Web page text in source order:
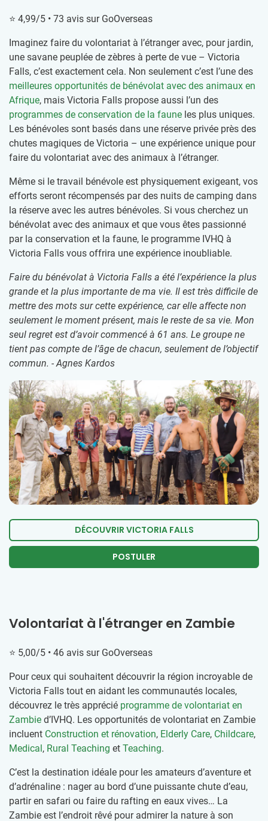
⭐ 4,99/5 • 73 avis sur GoOverseas
Imaginez faire du volontariat à l’étranger avec, pour jardin,
une savane peuplée de zèbres à perte de vue – Victoria
Falls, c’est exactement cela. Non seulement c’est l’une des
meilleures opportunités de bénévolat avec des animaux en
Afrique, mais Victoria Falls propose aussi l’un des
programmes de conservation de la faune les plus uniques.
Les bénévoles sont basés dans une réserve privée près des
chutes magiques de Victoria – une expérience unique pour
faire du volontariat avec des animaux à l’étranger.
Même si le travail bénévole est physiquement exigeant, vos
efforts seront récompensés par des nuits de camping dans
la réserve avec les autres bénévoles. Si vous cherchez un
bénévolat avec des animaux et que vous êtes passionné
par la conservation et la faune, le programme IVHQ à
Victoria Falls vous offrira une expérience inoubliable.
Faire du bénévolat à Victoria Falls a été l’expérience la plus
grande et la plus importante de ma vie. Il est très difficile de
mettre des mots sur cette expérience, car elle affecte non
seulement le moment présent, mais le reste de sa vie. Mon
seul regret est d’avoir commencé à 61 ans. Le groupe ne
tient pas compte de l’âge de chacun, seulement de l’objectif
commun. - Agnes Kardos
DÉCOUVRIR VICTORIA FALLS
POSTULER
Volontariat à l'étranger en Zambie
⭐ 5,00/5 • 46 avis sur GoOverseas
Pour ceux qui souhaitent découvrir la région incroyable de
Victoria Falls tout en aidant les communautés locales,
découvrez le très apprécié programme de volontariat en
Zambie d’IVHQ. Les opportunités de volontariat en Zambie
incluent Construction et rénovation, Elderly Care, Childcare,
Medical, Rural Teaching et Teaching.
C’est la destination idéale pour les amateurs d’aventure et
d’adrénaline : nager au bord d’une puissante chute d’eau,
partir en safari ou faire du rafting en eaux vives… La
Zambie est l’endroit rêvé pour admirer la nature à son